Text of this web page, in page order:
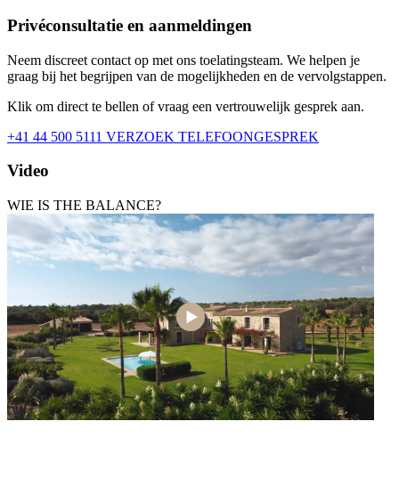
Privéconsultatie en aanmeldingen
Neem discreet contact op met ons toelatingsteam. We helpen je
graag bij het begrijpen van de mogelijkheden en de vervolgstappen.
Klik om direct te bellen of vraag een vertrouwelijk gesprek aan.
+41 44 500 5111 VERZOEK TELEFOONGESPREK
Video
WIE IS THE BALANCE?